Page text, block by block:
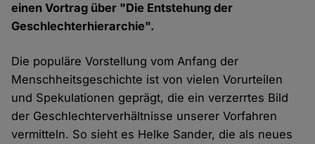
einen Vortrag über "Die Entstehung der
Geschlechterhierarchie".
Die populäre Vorstellung vom Anfang der
Menschheitsgeschichte ist von vielen Vorurteilen
und Spekulationen geprägt, die ein verzerrtes Bild
der Geschlechterverhältnisse unserer Vorfahren
vermitteln. So sieht es Helke Sander, die als neues